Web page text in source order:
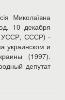
Миколаївна
10 декабря
УССР, СССР) -
украинском и
(1997).
депутат